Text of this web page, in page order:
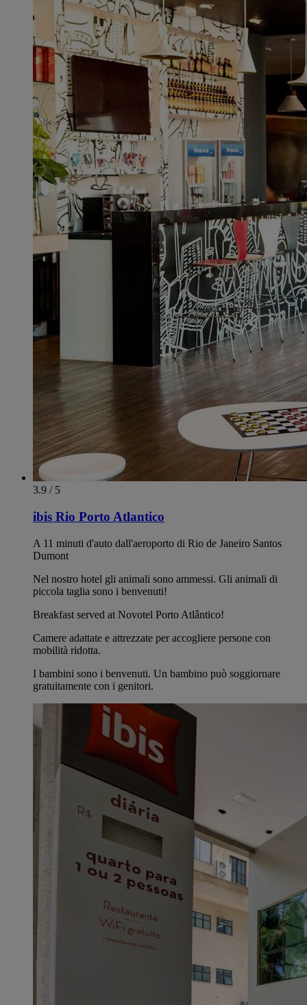
3.9 / 5
ibis Rio Porto Atlantico
A 11 minuti d'auto dall'aeroporto di Rio de Janeiro Santos
Dumont
Nel nostro hotel gli animali sono ammessi. Gli animali di
piccola taglia sono i benvenuti!
Breakfast served at Novotel Porto Atlântico!
Camere adattate e attrezzate per accogliere persone con
mobilità ridotta.
I bambini sono i benvenuti. Un bambino può soggiornare
gratuitamente con i genitori.